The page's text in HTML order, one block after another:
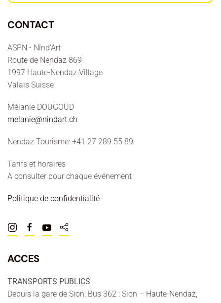
CONTACT
ASPN - Nînd'Art
Route de Nendaz 869
1997 Haute-Nendaz Village
Valais Suisse
Mélanie DOUGOUD
melanie@nindart.ch
Nendaz Tourisme: +41 27 289 55 89
Tarifs et horaires
A consulter pour chaque événement
Politique de confidentialité
ACCES
TRANSPORTS PUBLICS
Depuis la gare de Sion: Bus 362 : Sion – Haute-Nendaz,